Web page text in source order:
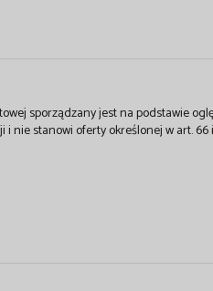
sporządzany jest na podstawie
nie stanowi oferty określonej w art. 66